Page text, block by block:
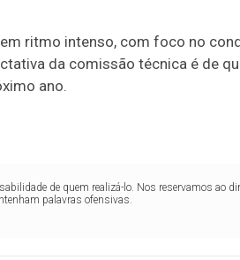
ritmo intenso, com foco no
da comissão técnica é de
ano.
de quem realizá-lo. Nos reservamos ao
palavras ofensivas.